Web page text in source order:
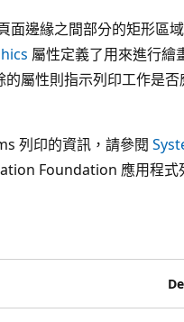
面邊緣之間部分的矩形區
屬性定義了用來進行繪
屬性則指示列印工作是
列印的資訊，請參閱
Foundation 應用程式